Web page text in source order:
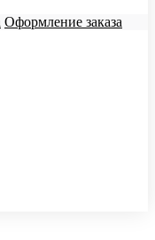
Оформление заказа